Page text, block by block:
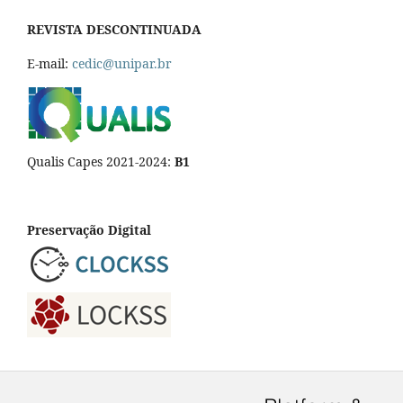
REVISTA DESCONTINUADA
E-mail: cedic@unipar.br
Qualis Capes 2021-2024: B1
Preservação Digital